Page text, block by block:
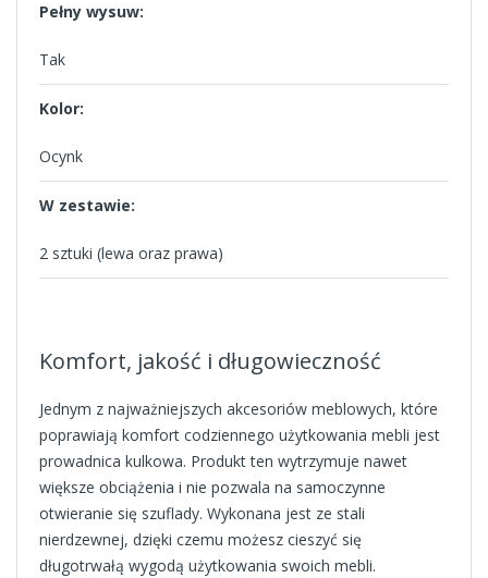
Pełny wysuw:
Tak
Kolor:
Ocynk
W zestawie:
2 sztuki (lewa oraz prawa)
Komfort, jakość i długowieczność
Jednym z najważniejszych akcesoriów meblowych, które
poprawiają komfort codziennego użytkowania mebli jest
prowadnica kulkowa. Produkt ten wytrzymuje nawet
większe obciążenia i nie pozwala na samoczynne
otwieranie się szuflady. Wykonana jest ze stali
nierdzewnej, dzięki czemu możesz cieszyć się
długotrwałą wygodą użytkowania swoich mebli.